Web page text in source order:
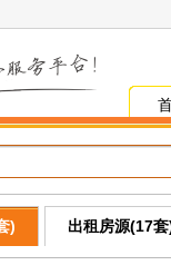
) 出租房源(17